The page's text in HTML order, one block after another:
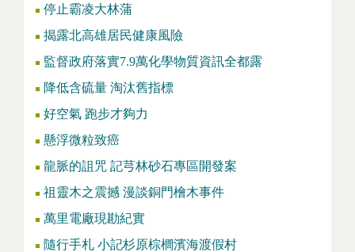
停止霸凌大林蒲
揭露北高雄居民健康風險
監督政府落實7.9萬化學物質資訊全都露
降低含硫量 淘汰舊指標
好空氣 跑步才夠力
懸浮微粒致癌
龍脈的詛咒 記芎林砂石專區開發案
祖靈木之震撼 漫談銅門檜木事件
萬里電廠現勘紀實
隨行手札 小記杉原棕櫚濱海渡假村